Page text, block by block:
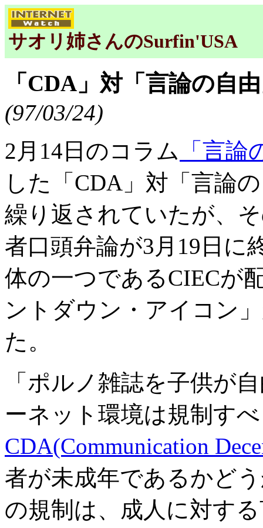
サオリ姉さんのSurfin'USA
「CDA」対「言論の自
(97/03/24)
2月14日のコラム 「言
した「CDA」対「言論
繰り返されていたが、
者口頭弁論が3月19日に
体の一つであるCIECが
ントダウン・アイコン
た。
「ポルノ雑誌を子供が
ーネット環境は規制す
CDA(Communication
者が未成年であるかど
の規制は、成人に対す